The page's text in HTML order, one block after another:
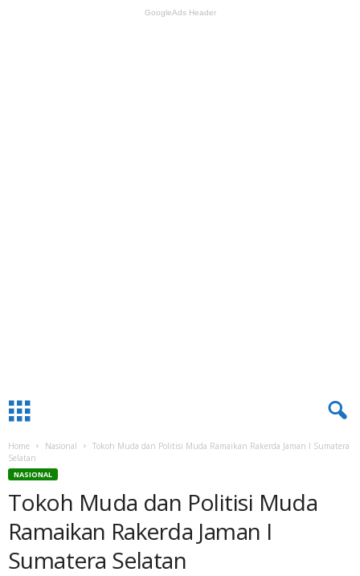
GoogleAds Header
Home Nasional
Tokoh Muda dan Politisi Muda Ramaikan Rakerda Jaman I Sumatera
Selatan
NASIONAL
Tokoh Muda dan Politisi Muda
Ramaikan Rakerda Jaman I
Sumatera Selatan